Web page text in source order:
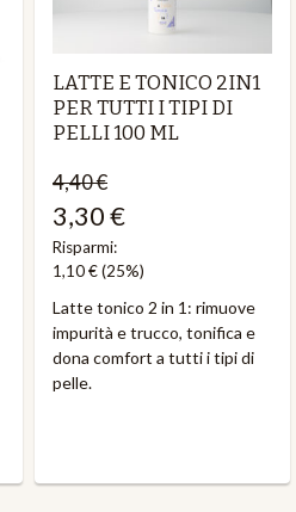
LATTE E TONICO 2IN1
PER TUTTI I TIPI DI
PELLI 100 ML
4,40 €
3,30 €
Risparmi:
1,10 €(25%)
Latte tonico 2 in 1: rimuove
impurità e trucco, tonifica e
dona comfort a tutti i tipi di
pelle.